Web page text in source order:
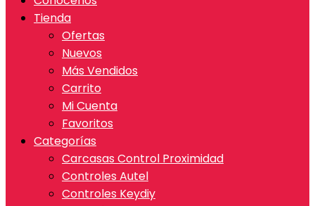
Tienda
Ofertas
Nuevos
Más Vendidos
Carrito
Mi Cuenta
Favoritos
Categorías
Carcasas Control Proximidad
Controles Autel
Controles Keydiy